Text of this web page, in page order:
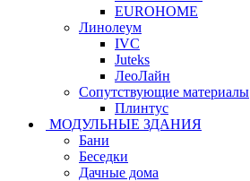
EUROHOME
Линолеум
IVC
Juteks
ЛеоЛайн
Сопутствующие материалы
Плинтус
МОДУЛЬНЫЕ ЗДАНИЯ
Бани
Беседки
Дачные дома